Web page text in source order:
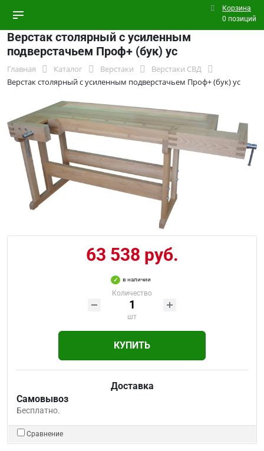
Корзина
0 позиций
Верстак столярный с усиленным
подверстачьем Проф+ (бук) ус
Главная Каталог Верстаки
Верстаки СВД
Верстак столярный с усиленным подверстачьем Проф+ (бук) ус
63 538 руб.
в наличии
Количество
шт
КУПИТЬ
Доставка
Самовывоз
Бесплатно.
Сравнение